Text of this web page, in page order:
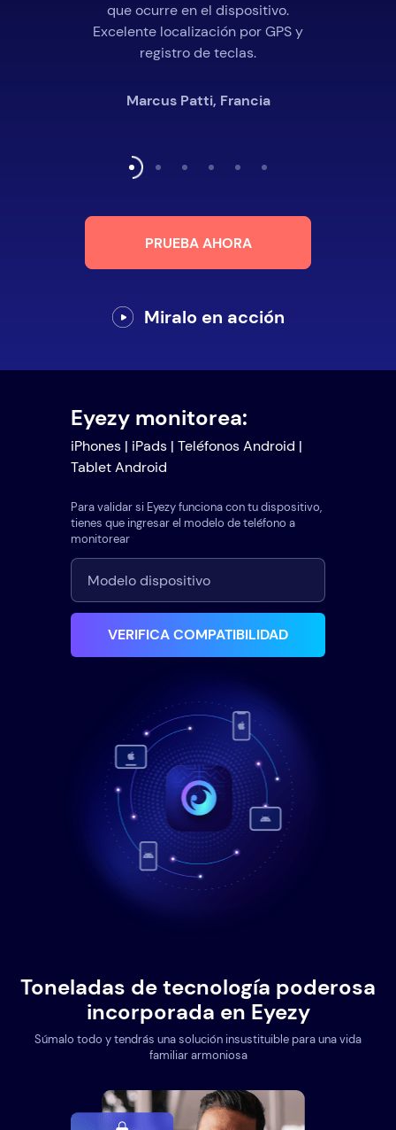
que ocurre en el dispositivo.
Excelente localización por GPS y
registro de teclas.
Marcus Patti, Francia
PRUEBA AHORA
Miralo en acción
Eyezy monitorea:
iPhones | iPads | Teléfonos Android |
Tablet Android
Para validar si Eyezy funciona con tu dispositivo,
tienes que ingresar el modelo de teléfono a
monitorear
VERIFICA COMPATIBILIDAD
Toneladas de tecnología poderosa
incorporada en Eyezy
Súmalo todo y tendrás una solución insustituible para una vida
familiar armoniosa